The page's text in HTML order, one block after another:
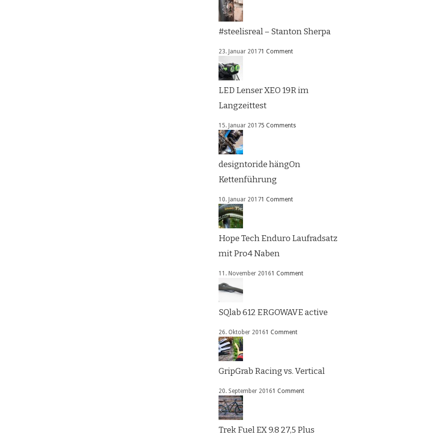
#steelisreal – Stanton Sherpa
23. Januar 20171 Comment
LED Lenser XEO 19R im
Langzeittest
15. Januar 20175 Comments
designtoride hängOn
Kettenführung
10. Januar 20171 Comment
Hope Tech Enduro Laufradsatz
mit Pro4 Naben
11. November 20161 Comment
SQlab 612 ERGOWAVE active
26. Oktober 20161 Comment
GripGrab Racing vs. Vertical
20. September 20161 Comment
Trek Fuel EX 9.8 27,5 Plus